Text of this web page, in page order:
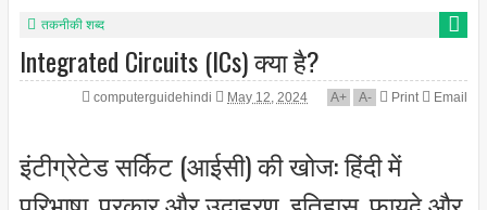
तकनीकी शब्द
Integrated Circuits (ICs) क्या है?
computerguidehindi May 12, 2024 A+ A- Print Email
इंटीग्रेटेड सर्किट (आईसी) की खोज: हिंदी में